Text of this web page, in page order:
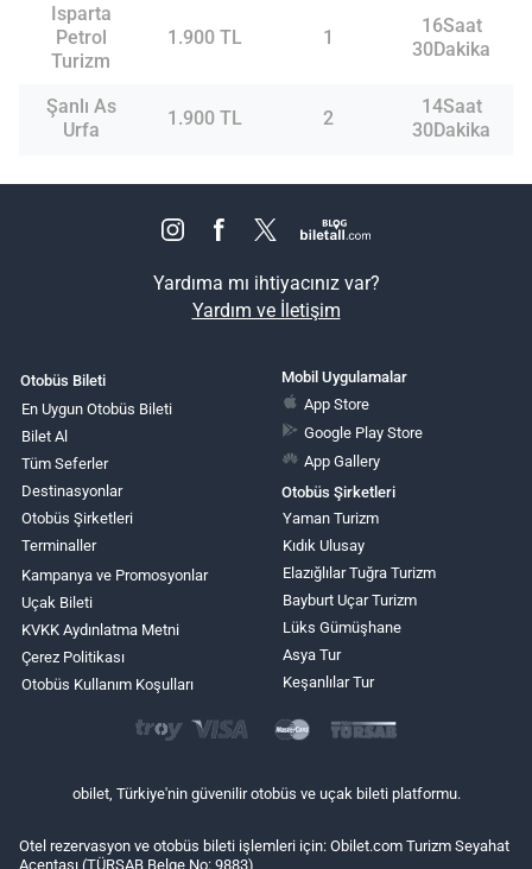
Isparta
Petrol
Turizm
1.900 TL 1
16Saat
30Dakika
Şanlı As
Urfa
1.900 TL 2
14Saat
30Dakika
Yardıma mı ihtiyacınız var?
Yardım ve İletişim
Otobüs Bileti
En Uygun Otobüs Bileti
Bilet Al
Tüm Seferler
Destinasyonlar
Otobüs Şirketleri
Terminaller
Kampanya ve Promosyonlar
Uçak Bileti
KVKK Aydınlatma Metni
Çerez Politikası
Otobüs Kullanım Koşulları
Mobil Uygulamalar
App Store
Google Play Store
App Gallery
Otobüs Şirketleri
Yaman Turizm
Kıdık Ulusay
Elazığlılar Tuğra Turizm
Bayburt Uçar Turizm
Lüks Gümüşhane
Asya Tur
Keşanlılar Tur
obilet, Türkiye'nin güvenilir otobüs ve uçak bileti platformu.
Otel rezervasyon ve otobüs bileti işlemleri için: Obilet.com Turizm Seyahat
Acentası (TÜRSAB Belge No: 9883)